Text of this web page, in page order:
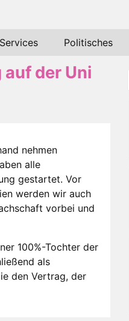
Services Politisches
der Uni
nehmen
alle
gestartet. Vor
werden wir auch
vorbei und
100%-Tochter der
als
den Vertrag, der